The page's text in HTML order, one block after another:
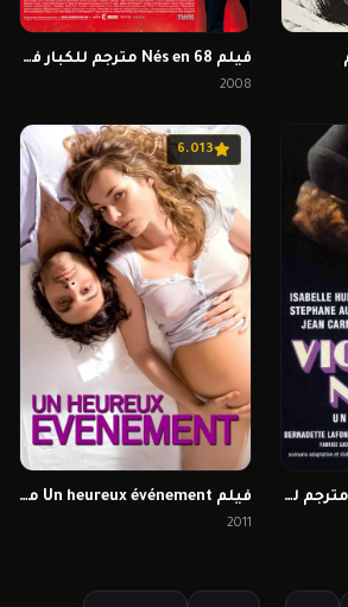
فيلم Nés en 68 مترجم للكبار فقط
2008
فيلم Violette Nozière مترجم للكبار فقط
6.013
فيلم Un heureux événement مترجم للكبار فقط
2011